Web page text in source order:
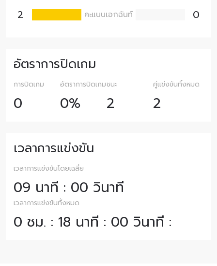
2 คะแนนเอกฉันท์ 0
อัตราการปิดเกม
การปิดเกม
0
อัตราการปิดเกม
0%
ชนะ
2
คู่แข่งขันทั้งหมด
2
เวลาการแข่งขัน
เวลาการแข่งขันโดยเฉลี่ย
09 นาที : 00 วินาที
เวลาการแข่งขันทั้งหมด
0 ชม. : 18 นาที : 00 วินาที :
ยกเลิกการสมัครรับข่าวสารได้ตลอดเวลา